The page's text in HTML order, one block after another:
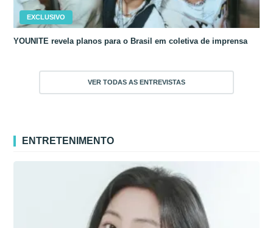
EXCLUSIVO
YOUNITE revela planos para o Brasil em coletiva de imprensa
VER TODAS AS ENTREVISTAS
ENTRETENIMENTO